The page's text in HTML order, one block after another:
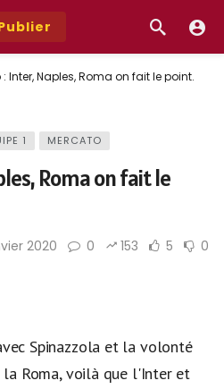
Inter, Naples, Roma on fait le point.
1 MERCATO
Roma on fait le
2020 0 153 5 0
Spinazzola et la volonté
Roma, voilà que l'Inter et